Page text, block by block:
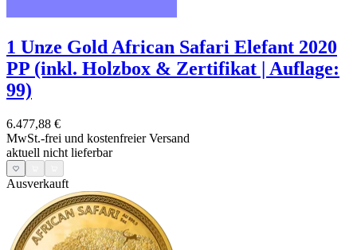
1 Unze Gold African Safari Elefant 2020
PP (inkl. Holzbox & Zertifikat | Auflage:
99)
6.477,88 €
MwSt.-frei und kostenfreier Versand
aktuell nicht lieferbar
Ausverkauft